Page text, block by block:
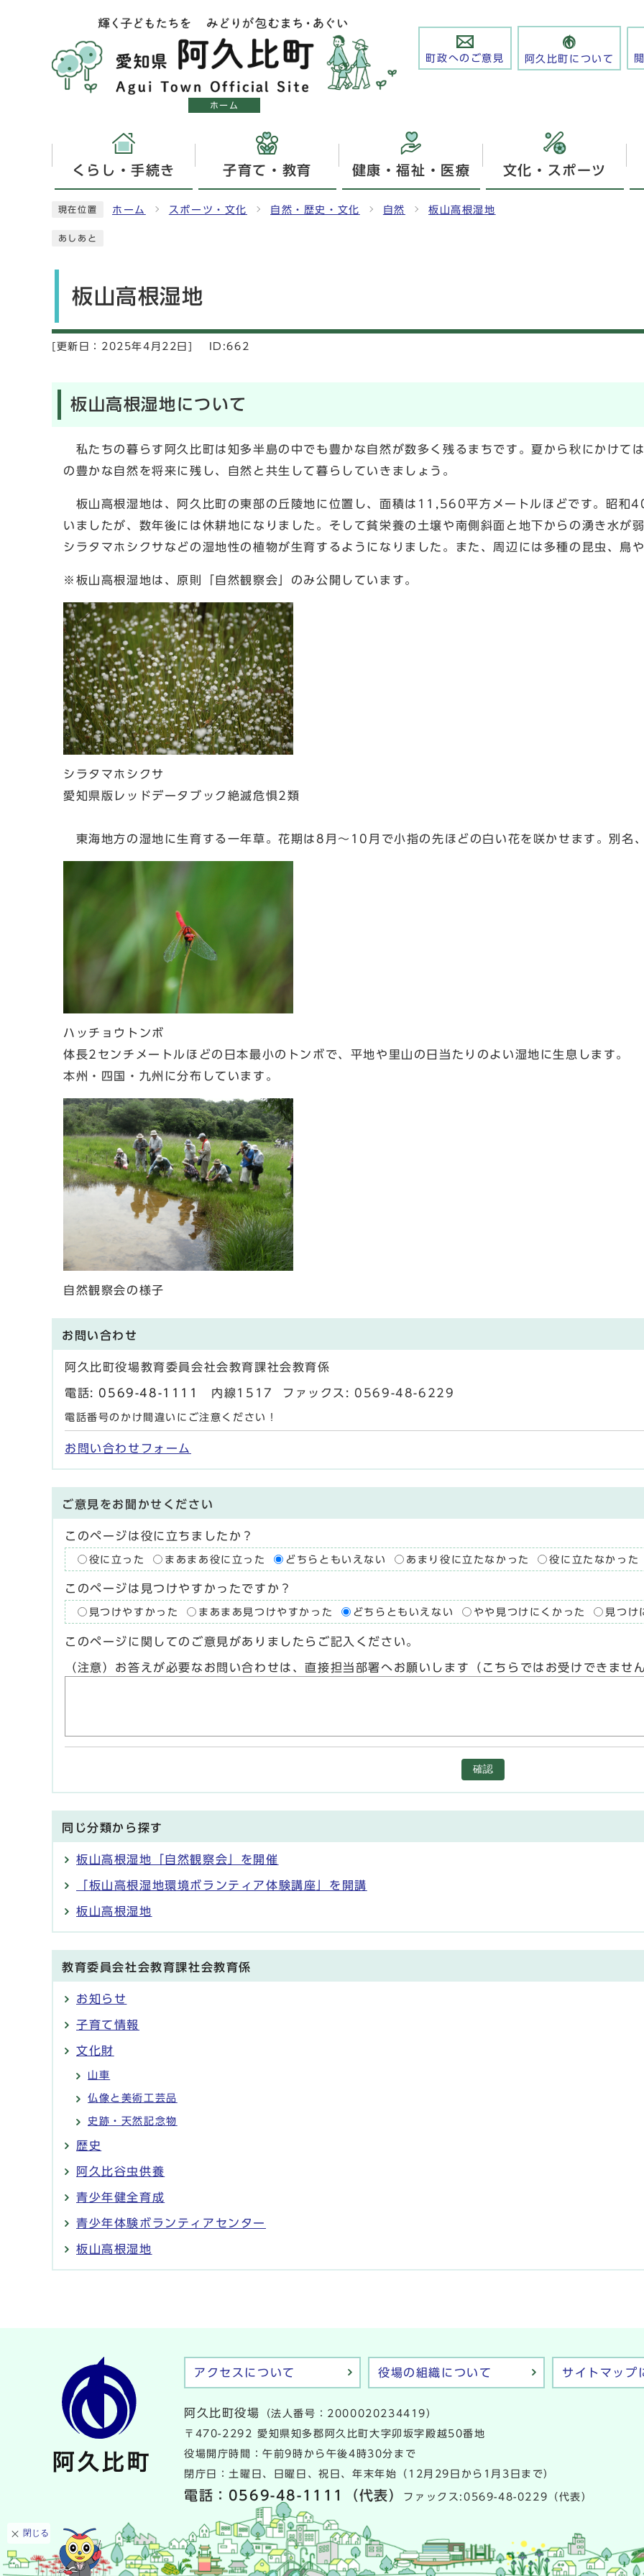
ホーム
町政へのご意見 阿久比町について
くらし・手続き 子育て・教育 健康・福祉・医療 文化・スポーツ
現在位置 ホーム スポーツ・文化 自然・歴史・文化 自然 板山高根湿地
あしあと
板山高根湿地
[更新日： 2025年4月22日] ID:662
板山高根湿地について
私たちの暮らす阿久比町は知多半島の中でも豊かな自然が数多く残るまちです。夏から秋にかけて
の豊かな自然を将来に残し、自然と共生して暮らしていきましょう。
板山高根湿地は、阿久比町の東部の丘陵地に位置し、面積は11,560平方メートルほどです。昭和
いましたが、数年後には休耕地になりました。そして貧栄養の土壌や南側斜面と地下からの湧き水が
シラタマホシクサなどの湿地性の植物が生育するようになりました。また、周辺には多種の昆虫、鳥
※板山高根湿地は、原則「自然観察会」のみ公開しています。
シラタマホシクサ
愛知県版レッドデータブック絶滅危惧2類
東海地方の湿地に生育する一年草。花期は8月～10月で小指の先ほどの白い花を咲かせます。別名
ハッチョウトンボ
体長2センチメートルほどの日本最小のトンボで、平地や里山の日当たりのよい湿地に生息します。
本州・四国・九州に分布しています。
自然観察会の様子
お問い合わせ
阿久比町役場教育委員会社会教育課社会教育係
電話: 0569-48-1111 内線1517 ファックス: 0569-48-6229
電話番号のかけ間違いにご注意ください！
お問い合わせフォーム
ご意見をお聞かせください
このページは役に立ちましたか？
役に立った まあまあ役に立った どちらともいえない あまり役に立たなかった 役に立たなかった
このページは見つけやすかったですか？
見つけやすかった まあまあ見つけやすかった どちらともいえない やや見つけにくかった 見つけ
このページに関してのご意見がありましたらご記入ください。
（注意）お答えが必要なお問い合わせは、直接担当部署へお願いします（こちらではお受けできません
確認
同じ分類から探す
板山高根湿地「自然観察会」を開催
「板山高根湿地環境ボランティア体験講座」を開講
板山高根湿地
教育委員会社会教育課社会教育係
お知らせ
子育て情報
文化財
山車
仏像と美術工芸品
史跡・天然記念物
歴史
阿久比谷虫供養
青少年健全育成
青少年体験ボランティアセンター
板山高根湿地
閉じる
アクセスについて 役場の組織について サイトマップ
阿久比町役場
（法人番号：2000020234419）
〒470-2292 愛知県知多郡阿久比町大字卯坂字殿越50番地
役場開庁時間：午前9時から午後4時30分まで
閉庁日：土曜日、日曜日、祝日、年末年始（12月29日から1月3日まで）
電話： 0569-48-1111 （代表） ファックス:0569-48-0229（代表）